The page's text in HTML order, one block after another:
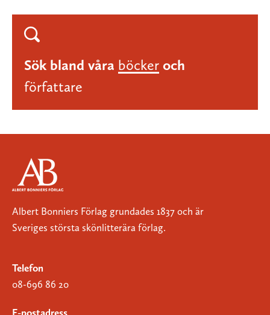
Sök bland våra böcker och
författare
Albert Bonniers Förlag grundades 1837 och är
Sveriges största skönlitterära förlag.
Telefon
08-696 86 20
E-postadress